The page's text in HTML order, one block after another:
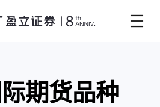
期货品种